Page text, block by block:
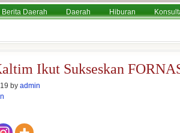
Berita Daerah Daerah Hiburan
Ikut Sukseskan
by admin